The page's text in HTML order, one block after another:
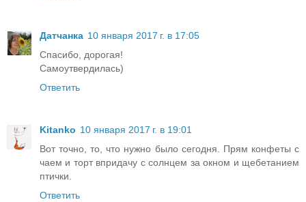
Датчанка 10 января 2017 г. в 17:05
Спасибо, дорогая!
Самоутвердилась)
Ответить
Kitanko 10 января 2017 г. в 19:01
Вот точно, то, что нужно было сегодня. Прям конфеты с
чаем и торт впридачу с солнцем за окном и щебетанием
птички.
Ответить